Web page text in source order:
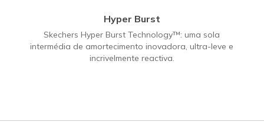
Hyper Burst
Skechers Hyper Burst Technology™: uma sola
intermédia de amortecimento inovadora, ultra-leve e
incrivelmente reactiva.